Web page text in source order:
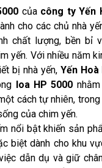
của công ty Yến
cho các chủ nhà
chất lượng, bền bỉ
yến. Với nhiều năm
bị nhà yến, Yến Hoà
loa HP 5000
cách tự nhiên,
của chim yến.
nổi bật khiến sản
biệt dành cho khu
dẫn dụ và giữ